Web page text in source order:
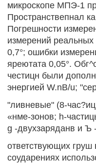
микроскопе МПЭ-1
Пространствепнал
Погрешности
измерений
0,7°; ошибки
яреютата 0,05°.
честицн были
энергией W.nB/u;
"ливневые" (8-
«нме-зонов; h-
g -двухзаряданв и
ответствующих груш
соударениях